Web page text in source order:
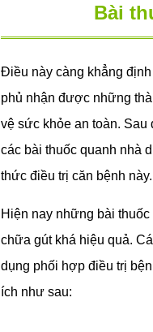
Bài
Điều này càng khẳng
phủ nhận được những
vệ sức khỏe an toàn. Sau
các bài thuốc quanh nhà
thức điều trị căn bệnh này.
Hiện nay những bài
chữa gút khá hiệu quả.
dụng phối hợp điều trị
ích như sau: